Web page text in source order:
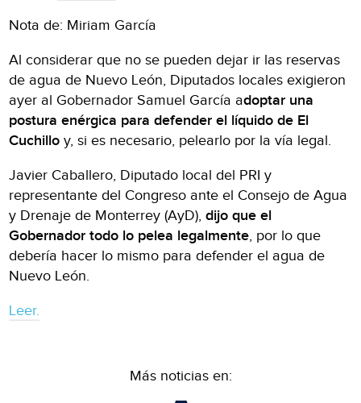
Nota de: Miriam García
Al considerar que no se pueden dejar ir las reservas
de agua de Nuevo León, Diputados locales exigieron
ayer al Gobernador Samuel García adoptar una
postura enérgica para defender el líquido de El
Cuchillo y, si es necesario, pelearlo por la vía legal.
Javier Caballero, Diputado local del PRI y
representante del Congreso ante el Consejo de Agua
y Drenaje de Monterrey (AyD),dijo que el
Gobernador todo lo pelea legalmente, por lo que
debería hacer lo mismo para defender el agua de
Nuevo León.
Leer.
Más noticias en: